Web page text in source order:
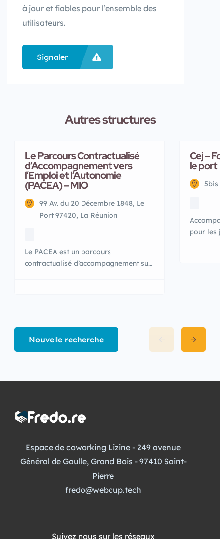
à jour et fiables pour l’ensemble des
utilisateurs.
Signaler
Autres structures
Le Parcours Contractualisé
d’Accompagnement vers
l’Emploi et l’Autonomie
(PACEA) – MIO
99 Av. du 20 Décembre 1848, Le
Port 97420, La Réunion
Le PACEA est un parcours
contractualisé d’accompagnement sur
d’un accompagnement adapté.
Cej –
le port
5bis
pour les
Nouvelle recherche
Espace de coworking Lizine - 249 avenue
Général de Gaulle, Grand Bois - 97410 Saint-
Pierre
fredo@webcup.tech
Suivez nous sur les réseaux